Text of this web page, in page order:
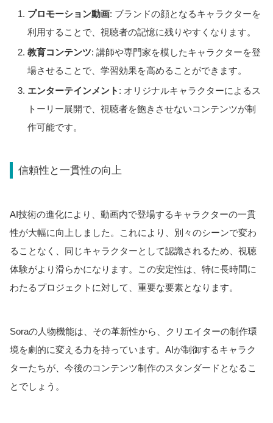
プロモーション動画: ブランドの顔となるキャラクターを
利用することで、視聴者の記憶に残りやすくなります。
教育コンテンツ: 講師や専門家を模したキャラクターを登
場させることで、学習効果を高めることができます。
エンターテインメント : オリジナルキャラクターによるス
トーリー展開で、視聴者を飽きさせないコンテンツが制
作可能です。
信頼性と一貫性の向上
AI技術の進化により、動画内で登場するキャラクターの一貫
性が大幅に向上しました。これにより、別々のシーンで変わ
ることなく、同じキャラクターとして認識されるため、視聴
体験がより滑らかになります。この安定性は、特に長時間に
わたるプロジェクトに対して、重要な要素となります。
Soraの人物機能は、その革新性から、クリエイターの制作環
境を劇的に変える力を持っています。AIが制御するキャラク
ターたちが、今後のコンテンツ制作のスタンダードとなるこ
とでしょう。